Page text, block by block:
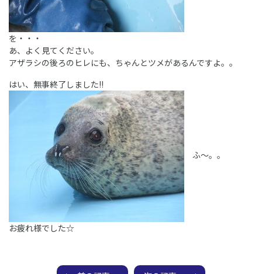
を・・・
あ、よく見てください。
アザラシの後ろのヒレにも、ちゃんとツメがあるんですよ。。
はい、無事終了しました!!
ふ～。。
お疲れ様でした☆